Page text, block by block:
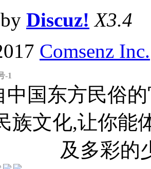
Discuz! X3.4
Comsenz Inc.
-1
中国东方民俗
族文化,让你能
及多彩的